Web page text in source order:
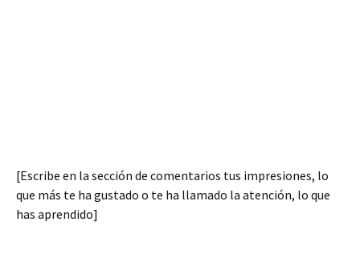
[Escribe en la sección de comentarios tus impresiones, lo
que más te ha gustado o te ha llamado la atención, lo que
has aprendido]